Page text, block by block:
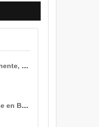
Exclusivo, Imponente, Espacioso, Elegante y Lujoso Penthouse en Los Cacicazgos. ID 702
Vendo Penthouse en Bella Vista , Santo Domingo , 3 habs. , 3 baños , 03 parqueos ID 2240